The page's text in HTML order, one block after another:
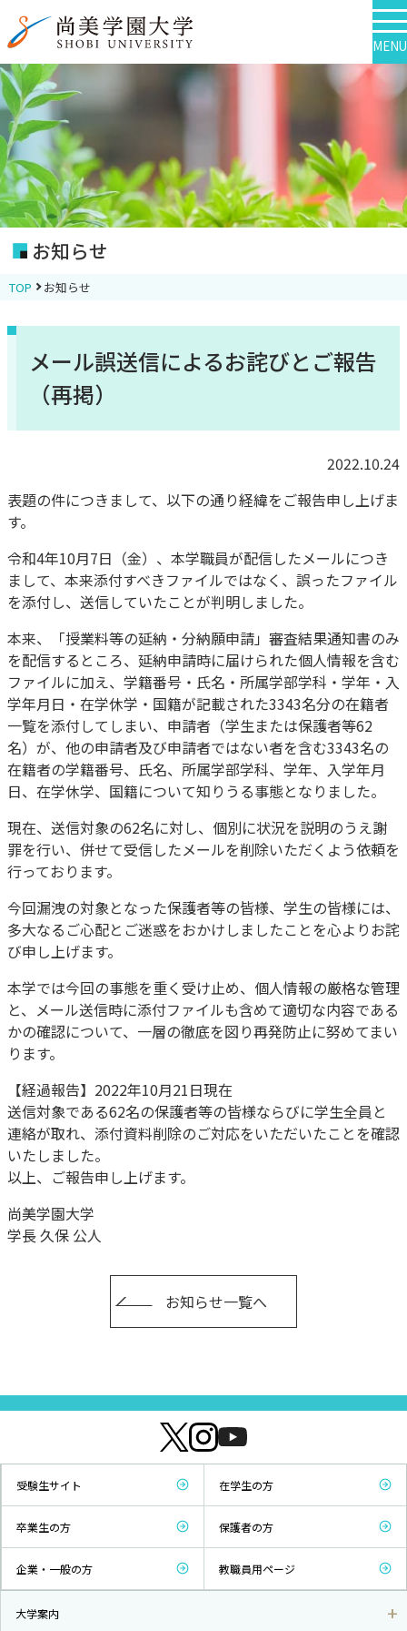
MENU
お知らせ
TOP お知らせ
メール誤送信によるお詫びとご報告
（再掲）
2022.10.24
表題の件につきまして、以下の通り経緯をご報告申し上げま
す。
令和4年10月7日（金）、本学職員が配信したメールにつき
まして、本来添付すべきファイルではなく、誤ったファイル
を添付し、送信していたことが判明しました。
本来、「授業料等の延納・分納願申請」審査結果通知書のみ
を配信するところ、延納申請時に届けられた個人情報を含む
ファイルに加え、学籍番号・氏名・所属学部学科・学年・入
学年月日・在学休学・国籍が記載された3343名分の在籍者
一覧を添付してしまい、申請者（学生または保護者等62
名）が、他の申請者及び申請者ではない者を含む3343名の
在籍者の学籍番号、氏名、所属学部学科、学年、入学年月
日、在学休学、国籍について知りうる事態となりました。
現在、送信対象の62名に対し、個別に状況を説明のうえ謝
罪を行い、併せて受信したメールを削除いただくよう依頼を
行っております。
今回漏洩の対象となった保護者等の皆様、学生の皆様には、
多大なるご心配とご迷惑をおかけしましたことを心よりお詫
び申し上げます。
本学では今回の事態を重く受け止め、個人情報の厳格な管理
と、メール送信時に添付ファイルも含めて適切な内容である
かの確認について、一層の徹底を図り再発防止に努めてまい
ります。
【経過報告】2022年10月21日現在
送信対象である62名の保護者等の皆様ならびに学生全員と
連絡が取れ、添付資料削除のご対応をいただいたことを確認
いたしました。
以上、ご報告申し上げます。
尚美学園大学
学長 久保 公人
お知らせ一覧へ
受験生サイト 在学生の方
卒業生の方 保護者の方
企業・一般の方 教職員用ページ
大学案内